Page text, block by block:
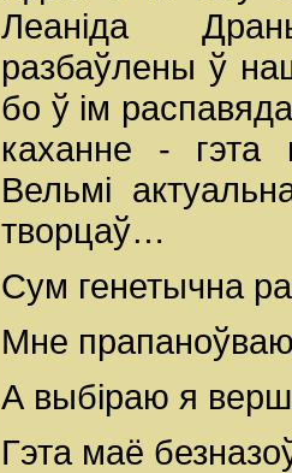
Леаніда
разбаўлены ў
бо ў ім
каханне - гэта
Вельмі
творцаў…
Сум генетычна
Мне
А выбіраю я
Гэта маё